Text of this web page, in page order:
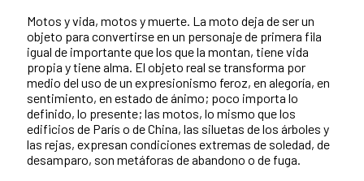
Motos y vida, motos y muerte. La moto deja de ser un
objeto para convertirse en un personaje de primera fila
igual de importante que los que la montan, tiene vida
propia y tiene alma. El objeto real se transforma por
medio del uso de un expresionismo feroz, en alegoría, en
sentimiento, en estado de ánimo; poco importa lo
definido, lo presente; las motos, lo mismo que los
edificios de París o de China, las siluetas de los árboles y
las rejas, expresan condiciones extremas de soledad, de
desamparo, son metáforas de abandono o de fuga.